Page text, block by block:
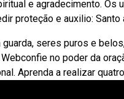
e agradecimento. Os
proteção e auxilio:
guarda, seres puros e
no poder da
Aprenda a realizar